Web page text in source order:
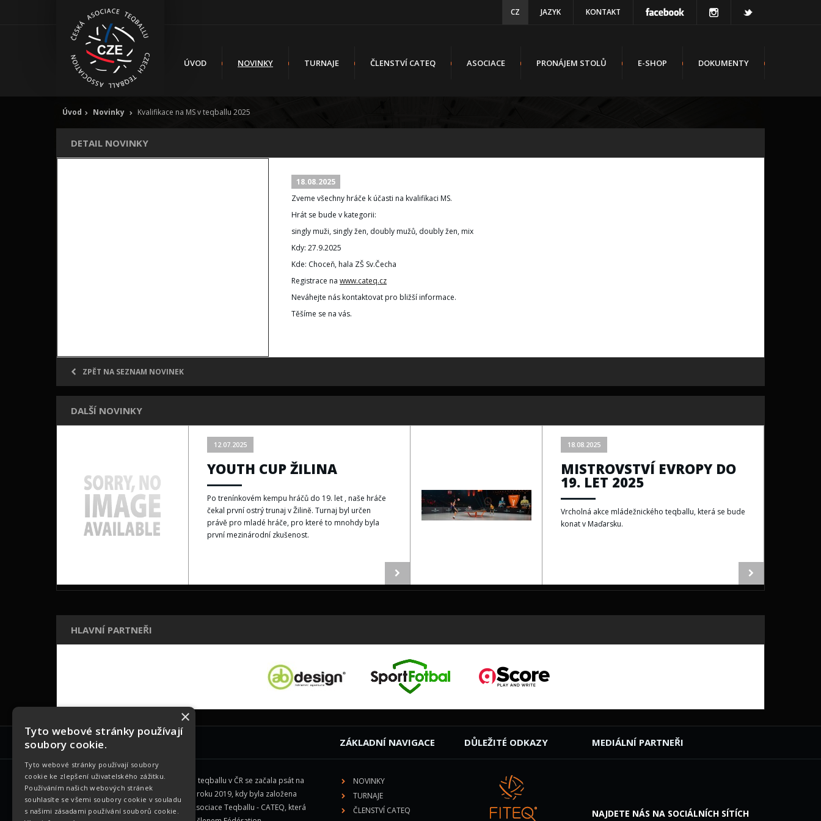
KONTAKT
JAZYK
CZ
ÚVOD NOVINKY TURNAJE ČLENSTVÍ CATEQ ASOCIACE PRONÁJEM STOLŮ E-SHOP DOKUMENTY
Úvod Novinky Kvalifikace na MS v teqballu 2025
DETAIL NOVINKY
18.08.2025
Zveme všechny hráče k účasti na kvalifikaci MS.
Hrát se bude v kategorii:
singly muži, singly žen, doubly mužů, doubly žen, mix
Kdy: 27.9.2025
Kde: Choceň, hala ZŠ Sv.Čecha
Registrace na www.cateq.cz
Neváhejte nás kontaktovat pro bližší informace.
Těšíme se na vás.
ZPĚT NA SEZNAM NOVINEK
DALŠÍ NOVINKY
12.07.2025
YOUTH CUP ŽILINA
Po trenínkovém kempu hráčů do 19. let , naše hráče
čekal první ostrý trunaj v Žilině. Turnaj byl určen
právě pro mladé hráče, pro které to mnohdy byla
první mezinárodní zkušenost.
18.08.2025
MISTROVSTVÍ EVROPY DO
19. LET 2025
Vrcholná akce mládežnického teqballu, která se bude
konat v Maďarsku.
HLAVNÍ PARTNEŘI
ZÁKLADNÍ INFORMACE
Historie teqballu v ČR se začala psát na
začátku roku 2019, kdy byla založena
Česká Asociace Teqballu - CATEQ, která
ZÁKLADNÍ NAVIGACE
NOVINKY
TURNAJE
ČLENSTVÍ CATEQ
DŮLEŽITÉ ODKAZY MEDIÁLNÍ PARTNEŘI
NAJDETE NÁS NA SOCIÁLNÍCH SÍTÍCH
×
Tyto webové stránky používají
soubory cookie.
Tyto webové stránky používají soubory
cookie ke zlepšení uživatelského zážitku.
Používáním našich webových stránek
souhlasíte se všemi soubory cookie v souladu
s našimi zásadami používání souborů cookie.